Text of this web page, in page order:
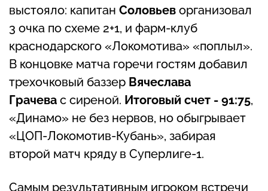
выстояло: капитан Соловьев организовал
3 очка по схеме 2+1, и фарм-клуб
краснодарского «Локомотива» «поплыл».
В концовке матча горечи гостям добавил
трехочковый баззер Вячеслава
Грачева с сиреной. Итоговый счет - 91:75,
«Динамо» не без нервов, но обыгрывает
«ЦОП-Локомотив-Кубань», забирая
второй матч кряду в Суперлиге-1.
Самым результативным игроком встречи